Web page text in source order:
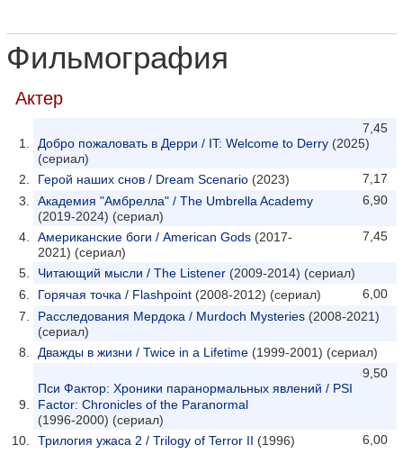
Фильмография
Актер
7,45
Добро пожаловать в Дерри / IT: Welcome to Derry (2025)
(сериал)
7,17
Герой наших снов / Dream Scenario (2023)
6,90
Академия "Амбрелла" / The Umbrella Academy
(2019-2024) (сериал)
7,45
Американские боги / American Gods (2017-
2021) (сериал)
Читающий мысли / The Listener (2009-2014) (сериал)
6,00
Горячая точка / Flashpoint (2008-2012) (сериал)
Расследования Мердока / Murdoch Mysteries (2008-2021)
(сериал)
Дважды в жизни / Twice in a Lifetime (1999-2001) (сериал)
9,50
Пси Фактор: Хроники паранормальных явлений / PSI
Factor: Chronicles of the Paranormal
(1996-2000) (сериал)
6,00
Трилогия ужаса 2 / Trilogy of Terror II (1996)